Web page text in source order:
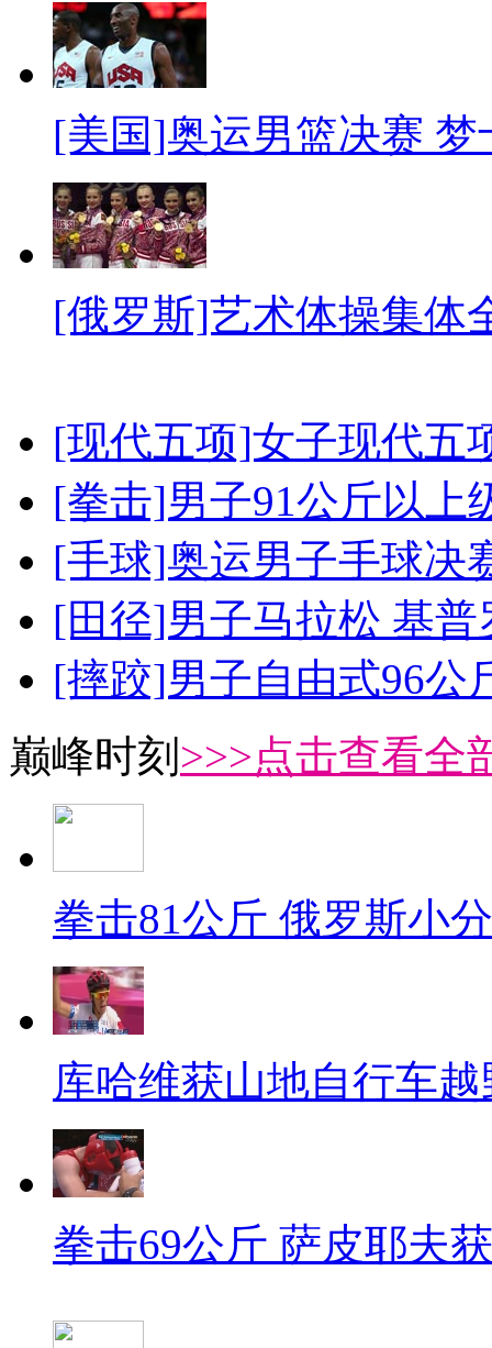
[美国]奥运男篮决赛
[俄罗斯]艺术体操集体
[现代五项]女子现代五
[拳击]男子91公斤以上
[手球]奥运男子手球决
[田径]男子马拉松 基
[摔跤]男子自由式96公
巅峰时刻 >>>点击查看全
拳击81公斤 俄罗斯小
库哈维获山地自行车
拳击69公斤 萨皮耶夫